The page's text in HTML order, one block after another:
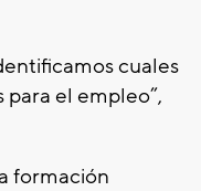
cuales
el empleo”,
formación